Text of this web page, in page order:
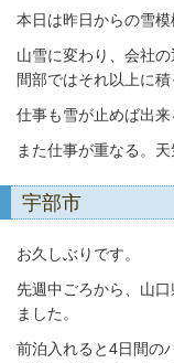
本日は昨日からの雪模
山雪に変わり、会社
間部ではそれ以上に積
仕事も雪が止めば出来
また仕事が重なる。天
宇部市
お久しぶりです。
先週中ごろから、山
ました。
前泊入れると4日間の